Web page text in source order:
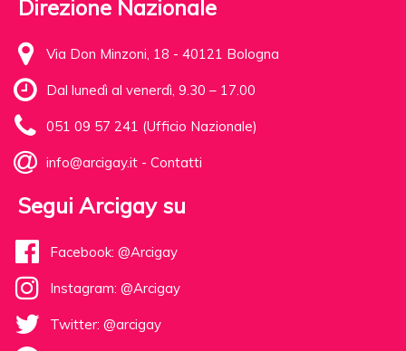
Direzione Nazionale
Via Don Minzoni, 18 - 40121 Bologna
Dal lunedì al venerdì, 9.30 – 17.00
051 09 57 241 (Ufficio Nazionale)
info@arcigay.it - Contatti
Segui Arcigay su
Facebook: @Arcigay
Instagram: @Arcigay
Twitter: @arcigay